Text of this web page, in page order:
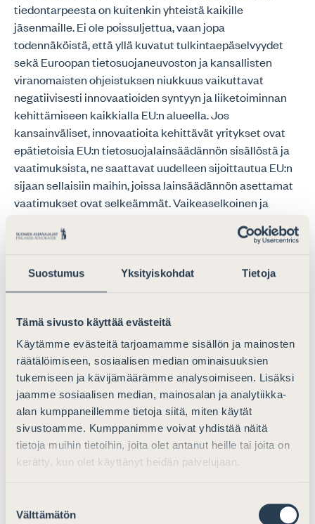
Suostumus Yksityiskohdat Tietoja
Tämä sivusto käyttää evästeitä
Käytämme evästeitä tarjoamamme sisällön ja mainosten
räätälöimiseen, sosiaalisen median ominaisuuksien
tukemiseen ja kävijämäärämme analysoimiseen. Lisäksi
jaamme sosiaalisen median, mainosalan ja analytiikka-
alan kumppaneillemme tietoja siitä, miten käytät
sivustoamme. Kumppanimme voivat yhdistää näitä
tietoja muihin tietoihin, joita olet antanut heille tai joita on
kerätty, kun olet käyttänyt heidän palvelujaan.
valinta
Välttämätön
tiedontarpeesta on kuitenkin yhteistä kaikille
jäsenmaille. Ei ole poissuljettua, vaan jopa
todennäköistä, että yllä kuvatut tulkintaepäselvyydet
sekä Euroopan tietosuojaneuvoston ja kansallisten
viranomaisten ohjeistuksen niukkuus vaikuttavat
negatiivisesti innovaatioiden syntyyn ja liiketoiminnan
kehittämiseen kaikkialla EU:n alueella. Jos
kansainväliset, innovaatioita kehittävät yritykset ovat
epätietoisia EU:n tietosuojalainsäädännön sisällöstä ja
vaatimuksista, ne saattavat uudelleen sijoittautua EU:n
sijaan sellaisiin maihin, joissa lainsäädännön asettamat
vaatimukset ovat selkeämmät. Vaikeaselkoinen ja
sääntely ei mahdollista ihanteellista ympäristöä
kehittämiselle.
sääntelyliikkumavaraa käytetty Suomessa
tarkoituksenmukaisella tavalla?
Suomessa tehdyt linjaukset sääntelyvaran käyttämisen
osalta ovat olleet Suomen Asianajajaliiton näkemyksen
mukaan periaatteellisella tasolla oikeita.
Harmonisaation tavoitteen toteutumisen näkökulmasta
jokaisen jäsenvaltion tulisi pyrkiä käyttämään
tietosuoja-asetuksen mahdollistamaa kansallista
kaikkea pyrkien välttämään asetelmaa, jossa kansalliset